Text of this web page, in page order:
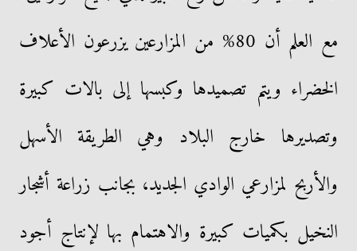
مع العلم أن 80% من المزارعين يزرعون الأعلاف
الخضراء ويتم تصميدها وكبسها إلى بالات كبيرة
وتصديرها خارج البلاد وهي الطريقة الأسهل
والأربح لمزارعي الوادي الجديد، بجانب زراعة أشجار
النخيل بكميات كبيرة والاهتمام بها لإنتاج أجود